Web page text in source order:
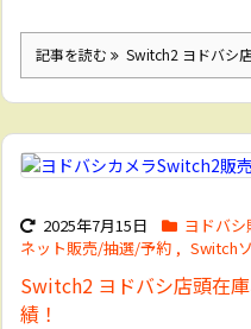
記事を読む Switch2 ヨドバシ
2025年7月15日 ヨドバ
ネット販売/抽選/予約 , Switch
Switch2 ヨドバシ店頭在
績！